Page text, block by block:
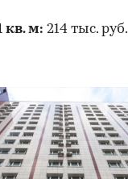
кв. м: 214 тыс. руб.